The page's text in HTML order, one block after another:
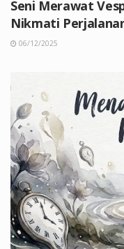
Seni Merawat
Nikmati
06/12/2025